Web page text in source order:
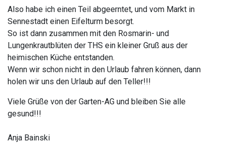
Also habe ich einen Teil abgeerntet, und vom Markt in
Sennestadt einen Eifelturm besorgt.
So ist dann zusammen mit den Rosmarin- und
Lungenkrautblüten der THS ein kleiner Gruß aus der
heimischen Küche entstanden.
Wenn wir schon nicht in den Urlaub fahren können, dann
holen wir uns den Urlaub auf den Teller!!!
Viele Grüße von der Garten-AG und bleiben Sie alle
gesund!!!
Anja Bainski